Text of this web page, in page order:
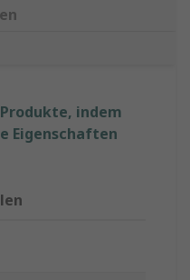
indem
Eigenschaften